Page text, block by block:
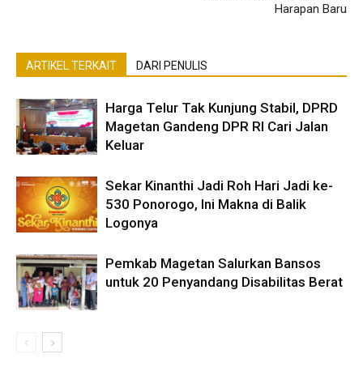
Harapan Baru
ARTIKEL TERKAIT DARI PENULIS
Harga Telur Tak Kunjung Stabil, DPRD
Magetan Gandeng DPR RI Cari Jalan
Keluar
Sekar Kinanthi Jadi Roh Hari Jadi ke-
530 Ponorogo, Ini Makna di Balik
Logonya
Pemkab Magetan Salurkan Bansos
untuk 20 Penyandang Disabilitas Berat